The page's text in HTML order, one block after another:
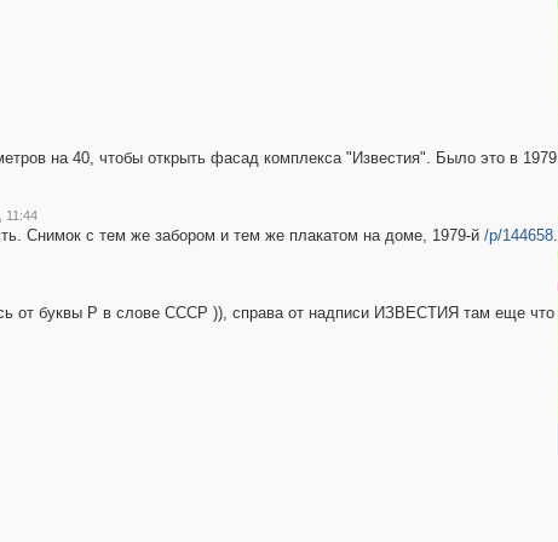
3 2
на 40, чтобы открыть фасад комплекса "Известия". Было это в 1979
11:44
Снимок с тем же забором и тем же плакатом на доме, 1979-й /p/144658.
от буквы Р в слове СССР )), справа от надписи ИЗВЕСТИЯ там еще что